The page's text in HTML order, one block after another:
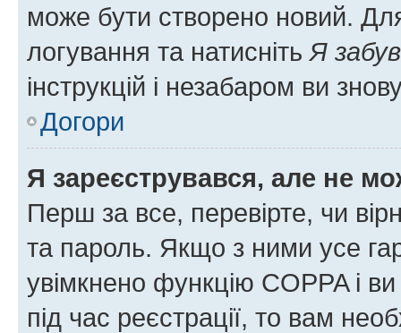
може бути створено новий.
логування та натисніть Я
інструкцій і незабаром ви
Догори
Я зареєструвався, але не
Перш за все, перевірте, чи
та пароль. Якщо з ними усе
увімкнено функцію COPPA і
під час реєстрації, то вам